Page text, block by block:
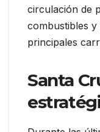
circulación de
combustibles y
principales
Santa